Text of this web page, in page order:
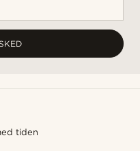
tiden